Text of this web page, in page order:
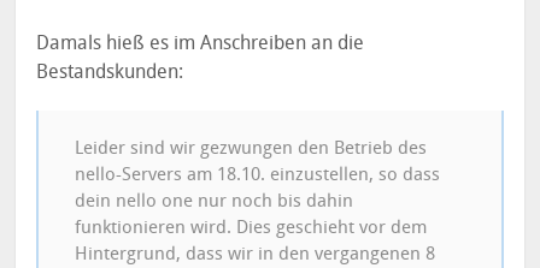
Damals hieß es im Anschreiben an die
Bestandskunden:
Leider sind wir gezwungen den Betrieb des
nello-Servers am 18.10. einzustellen, so dass
dein nello one nur noch bis dahin
funktionieren wird. Dies geschieht vor dem
Hintergrund, dass wir in den vergangenen 8